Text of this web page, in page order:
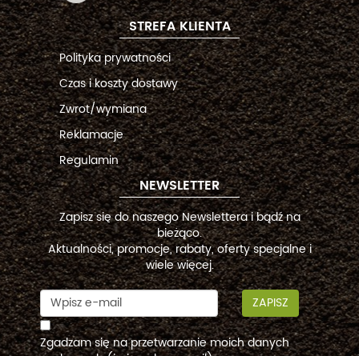
STREFA KLIENTA
Polityka prywatności
Czas i koszty dostawy
Zwrot/wymiana
Reklamacje
Regulamin
NEWSLETTER
Zapisz się do naszego Newslettera i bądź na
bieżąco.
Aktualności, promocje, rabaty, oferty specjalne i
wiele więcej.
ZAPISZ
Zgadzam się na przetwarzanie moich danych